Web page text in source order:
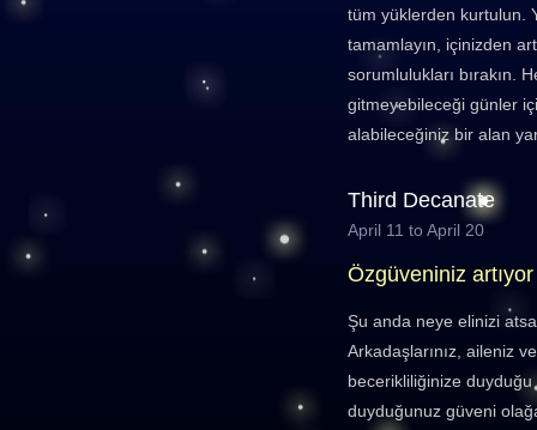
tüm yüklerden kurtulun.
tamamlayın, içinizden
sorumlulukları bırakın.
gitmeyebileceği günler
alabileceğiniz bir alan
Third Decanate
April 11 to April 20
Özgüveniniz artıyor
Şu anda neye elinizi
Arkadaşlarınız, aileniz
becerikliliğinize
duyduğunuz güveni